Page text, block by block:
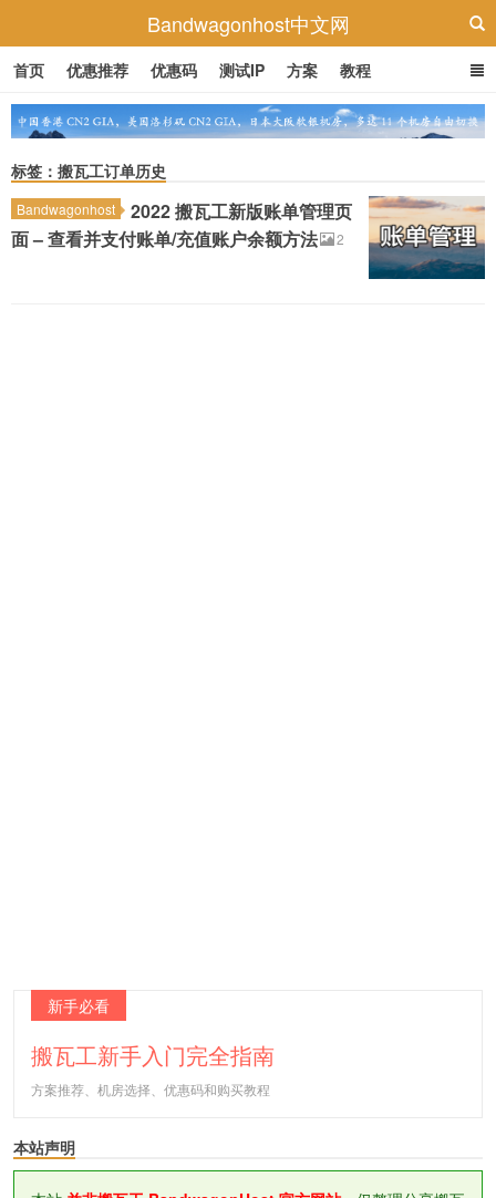
Bandwagonhost中文网
首页 优惠推荐 优惠码 测试IP 方案 教程
标签：搬瓦工订单历史
Bandwagonhost
2022 搬瓦工新版账单管理页
面 – 查看并支付账单/充值账户余额方法
2
新手必看
搬瓦工新手入门完全指南
方案推荐、机房选择、优惠码和购买教程
本站声明